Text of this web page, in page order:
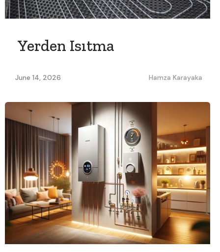
Yerden Isıtma
June 14, 2026 Hamza Karayaka